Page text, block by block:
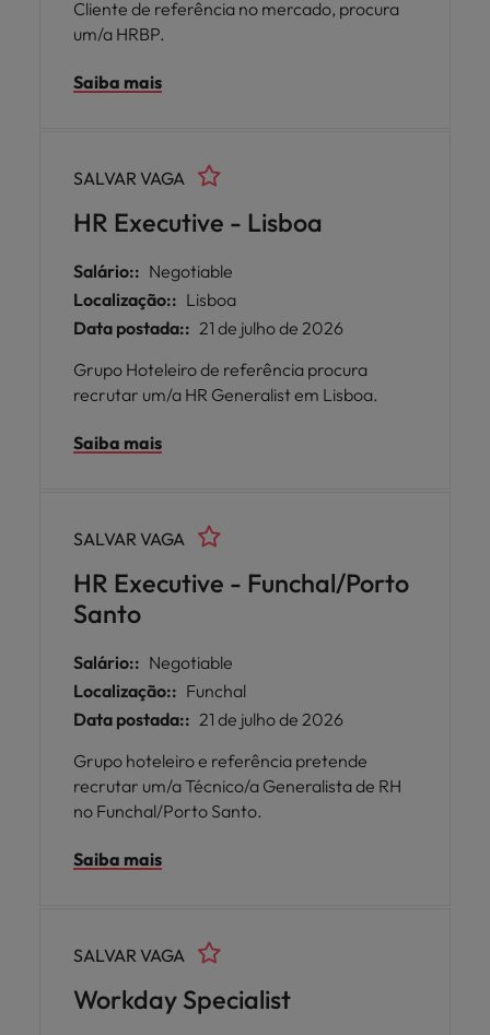
Cliente de referência no mercado, procura
um/a HRBP.
Saiba mais
HR Executive - Lisboa
SALVAR VAGA
Salário:: Negotiable
Localização:: Lisboa
Data postada:: 21 de julho de 2026
Grupo Hoteleiro de referência procura
recrutar um/a HR Generalist em Lisboa.
Saiba mais
HR Executive - Funchal/Porto
Santo
SALVAR VAGA
Salário:: Negotiable
Localização:: Funchal
Data postada:: 21 de julho de 2026
Grupo hoteleiro e referência pretende
recrutar um/a Técnico/a Generalista de RH
no Funchal/Porto Santo.
Saiba mais
Workday Specialist
SALVAR VAGA